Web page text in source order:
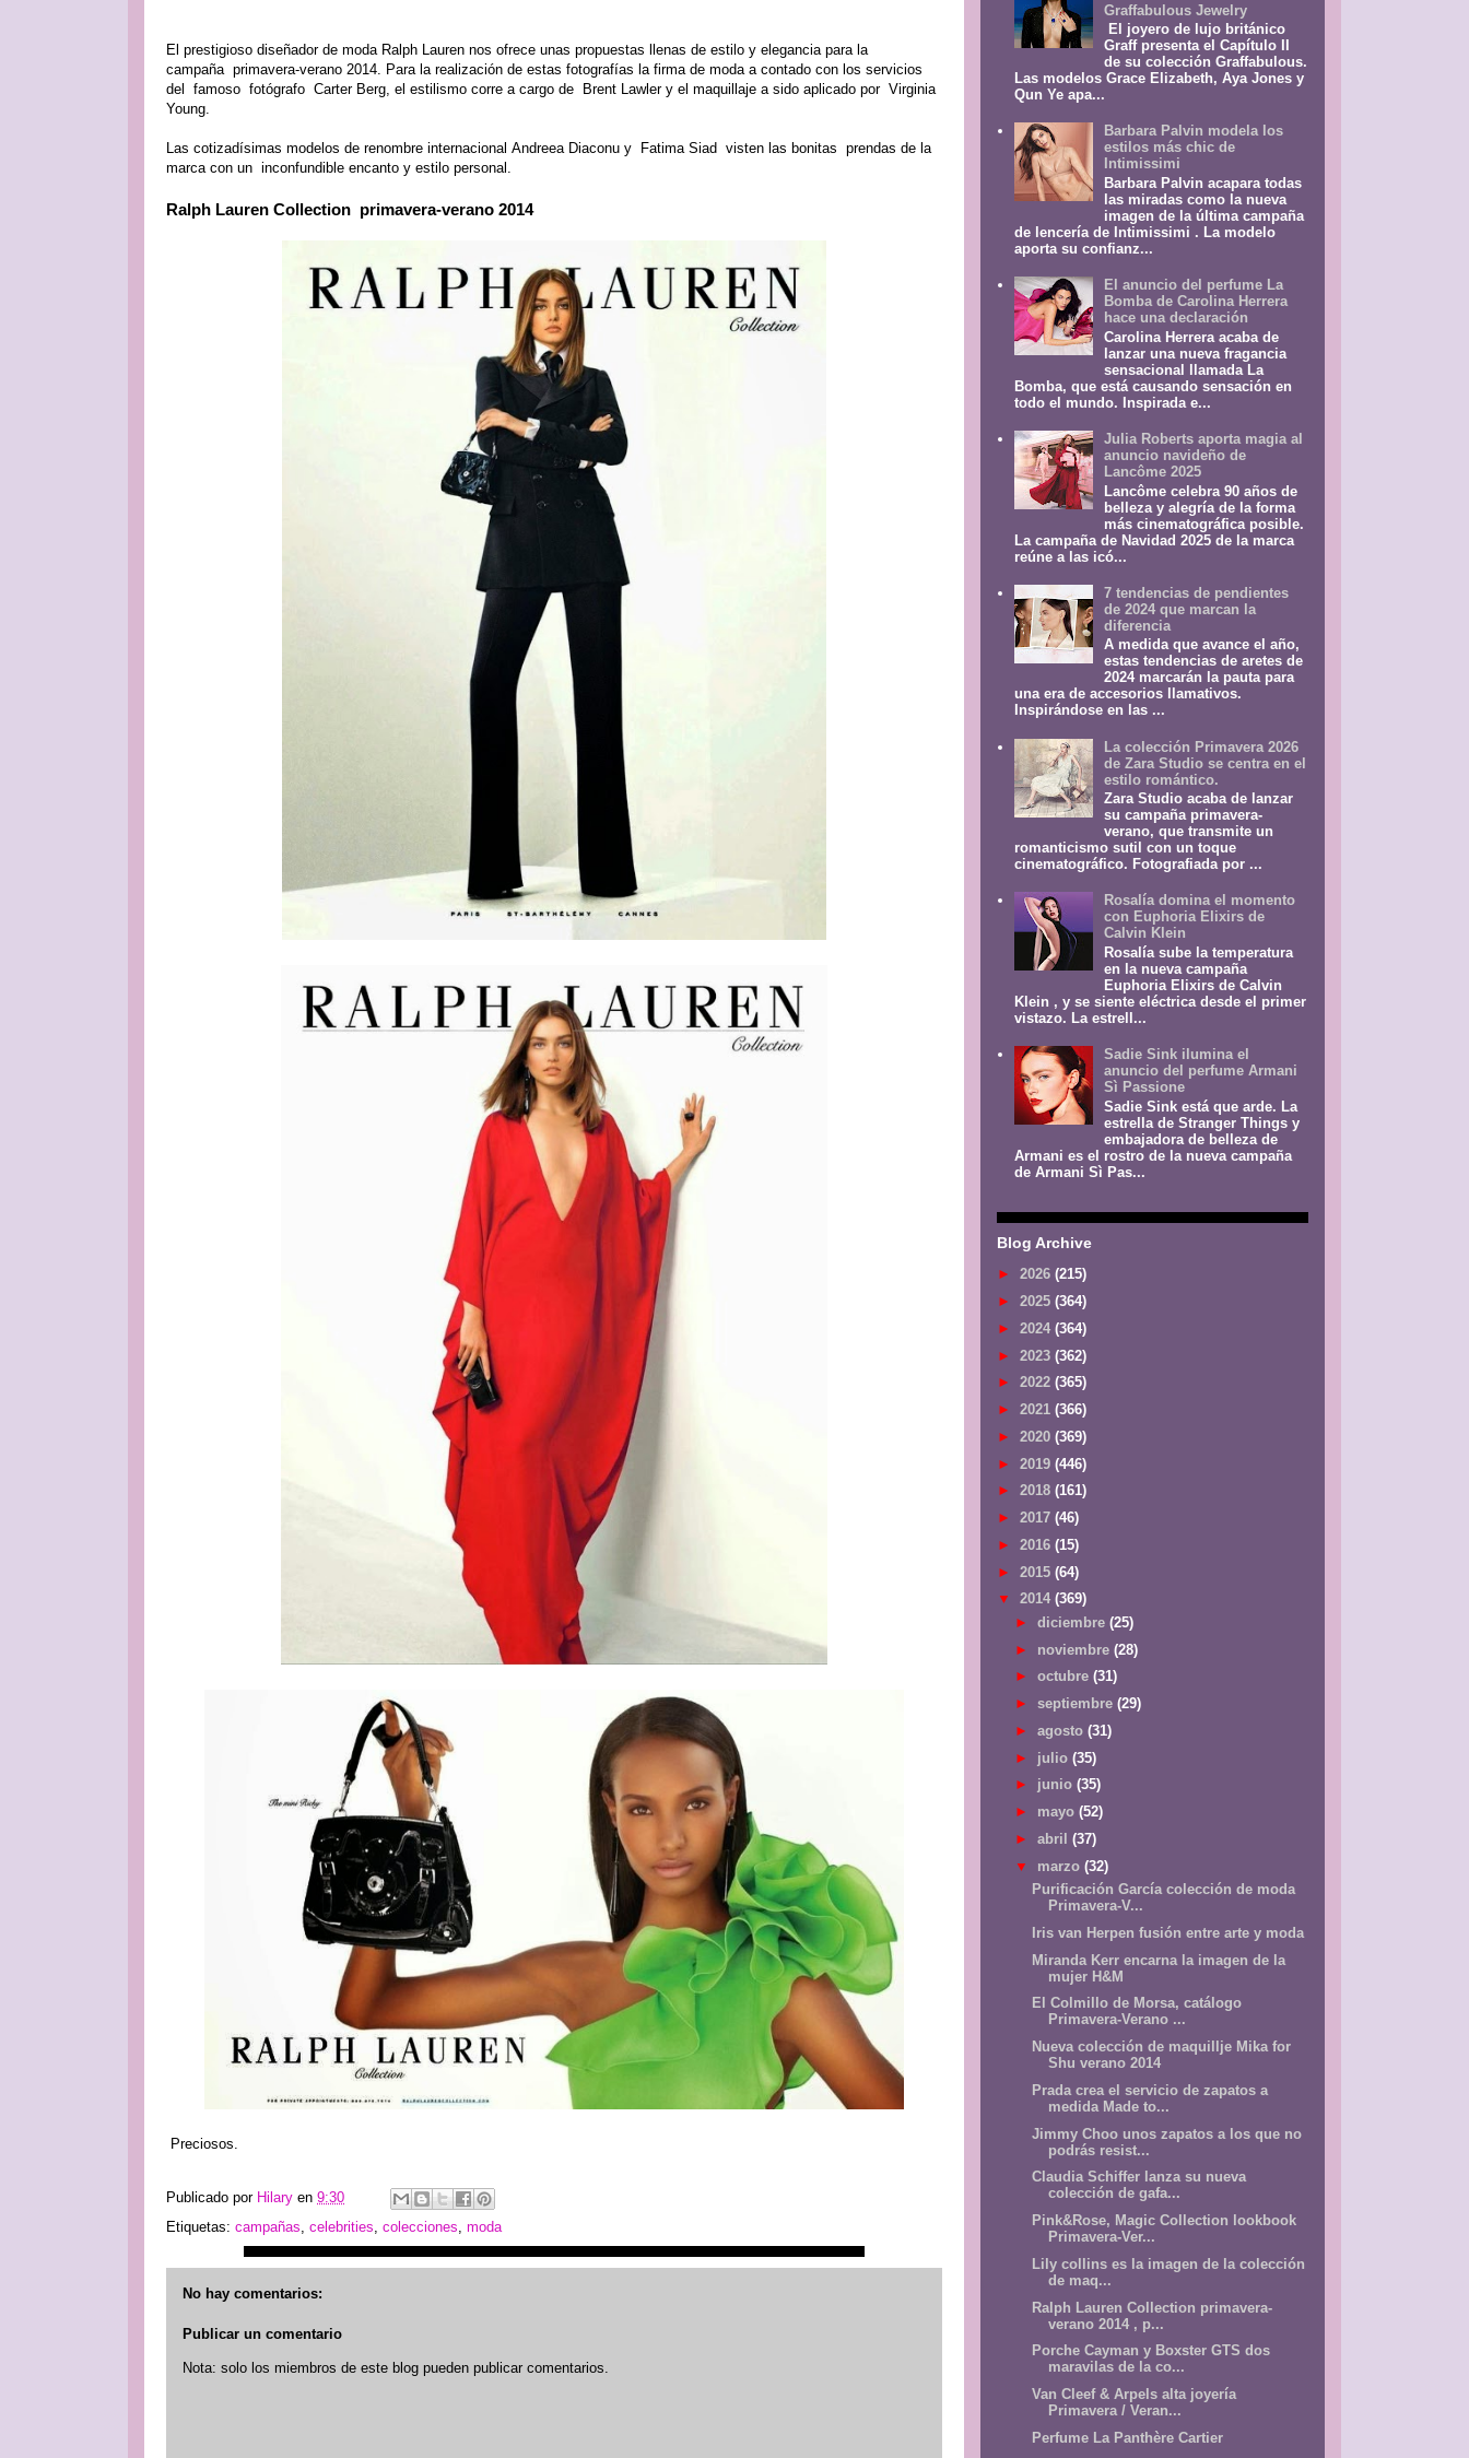
El prestigioso diseñador de moda Ralph Lauren nos ofrece unas propuestas llenas de estilo y elegancia para la
campaña primavera-verano 2014. Para la realización de estas fotografías la firma de moda a contado con los servicios
del famoso fotógrafo Carter Berg, el estilismo corre a cargo de Brent Lawler y el maquillaje a sido aplicado por Virginia
Young.
Las cotizadísimas modelos de renombre internacional Andreea Diaconu y Fatima Siad visten las bonitas prendas de la
marca con un inconfundible encanto y estilo personal.
Ralph Lauren Collection primavera-verano 2014
Preciosos.
Publicado por Hilary en 9:30
Etiquetas: campañas, celebrities, colecciones, moda
No hay comentarios:
Publicar un comentario
Nota: solo los miembros de este blog pueden publicar comentarios.
Graffabulous Jewelry
El joyero de lujo británico
Graff presenta el Capítulo II
de su colección Graffabulous.
Las modelos Grace Elizabeth, Aya Jones y
Qun Ye apa...
Barbara Palvin modela los
estilos más chic de
Intimissimi
Barbara Palvin acapara todas
las miradas como la nueva
imagen de la última campaña
de lencería de Intimissimi . La modelo
aporta su confianz...
El anuncio del perfume La
Bomba de Carolina Herrera
hace una declaración
Carolina Herrera acaba de
lanzar una nueva fragancia
sensacional llamada La
Bomba, que está causando sensación en
todo el mundo. Inspirada e...
Julia Roberts aporta magia al
anuncio navideño de
Lancôme 2025
Lancôme celebra 90 años de
belleza y alegría de la forma
más cinematográfica posible.
La campaña de Navidad 2025 de la marca
reúne a las icó...
7 tendencias de pendientes
de 2024 que marcan la
diferencia
A medida que avance el año,
estas tendencias de aretes de
2024 marcarán la pauta para
una era de accesorios llamativos.
Inspirándose en las ...
La colección Primavera 2026
de Zara Studio se centra en el
estilo romántico.
Zara Studio acaba de lanzar
su campaña primavera-
verano, que transmite un
romanticismo sutil con un toque
cinematográfico. Fotografiada por ...
Rosalía domina el momento
con Euphoria Elixirs de
Calvin Klein
Rosalía sube la temperatura
en la nueva campaña
Euphoria Elixirs de Calvin
Klein , y se siente eléctrica desde el primer
vistazo. La estrell...
Sadie Sink ilumina el
anuncio del perfume Armani
Sì Passione
Sadie Sink está que arde. La
estrella de Stranger Things y
embajadora de belleza de
Armani es el rostro de la nueva campaña
de Armani Sì Pas...
Blog Archive
► 2026 (215)
► 2025 (364)
► 2024 (364)
► 2023 (362)
► 2022 (365)
► 2021 (366)
► 2020 (369)
► 2019 (446)
► 2018 (161)
► 2017 (46)
► 2016 (15)
► 2015 (64)
▼ 2014 (369)
► diciembre (25)
► noviembre (28)
► octubre (31)
► septiembre (29)
► agosto (31)
► julio (35)
► junio (35)
► mayo (52)
► abril (37)
▼ marzo (32)
Purificación García colección de moda
Primavera-V...
Iris van Herpen fusión entre arte y moda
Miranda Kerr encarna la imagen de la
mujer H&M
El Colmillo de Morsa, catálogo
Primavera-Verano ...
Nueva colección de maquillje Mika for
Shu verano 2014
Prada crea el servicio de zapatos a
medida Made to...
Jimmy Choo unos zapatos a los que no
podrás resist...
Claudia Schiffer lanza su nueva
colección de gafa...
Pink&Rose, Magic Collection lookbook
Primavera-Ver...
Lily collins es la imagen de la colección
de maq...
Ralph Lauren Collection primavera-
verano 2014 , p...
Porche Cayman y Boxster GTS dos
maravilas de la co...
Van Cleef & Arpels alta joyería
Primavera / Veran...
Perfume La Panthère Cartier